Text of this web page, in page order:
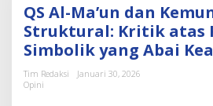
A
l
-
M
a
QS Al-Ma’un dan
Struktural: Kritik atas
Simbolik yang Abai
Tim Redaksi
Januari 30, 2026
Opini